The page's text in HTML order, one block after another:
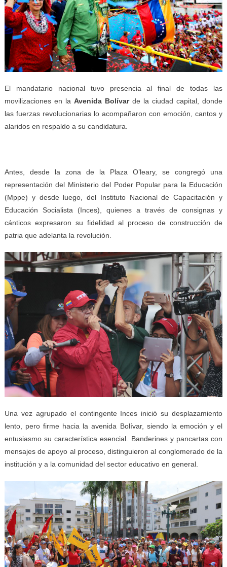
El mandatario nacional tuvo presencia al final de todas las
movilizaciones en la Avenida Bolívarde la ciudad capital, donde
las fuerzas revolucionarias lo acompañaron con emoción, cantos y
alaridos en respaldo a su candidatura.
Antes, desde la zona de la Plaza O’leary, se congregó una
representación del Ministerio del Poder Popular para la Educación
(Mppe) y desde luego, del Instituto Nacional de Capacitación y
Educación Socialista (Inces), quienes a través de consignas y
cánticos expresaron su fidelidad al proceso de construcción de
patria que adelanta la revolución.
Una vez agrupado el contingente Inces inició su desplazamiento
lento, pero firme hacia la avenida Bolívar, siendo la emoción y el
entusiasmo su característica esencial. Banderines y pancartas con
mensajes de apoyo al proceso, distinguieron al conglomerado de la
institución y a la comunidad del sector educativo en general.